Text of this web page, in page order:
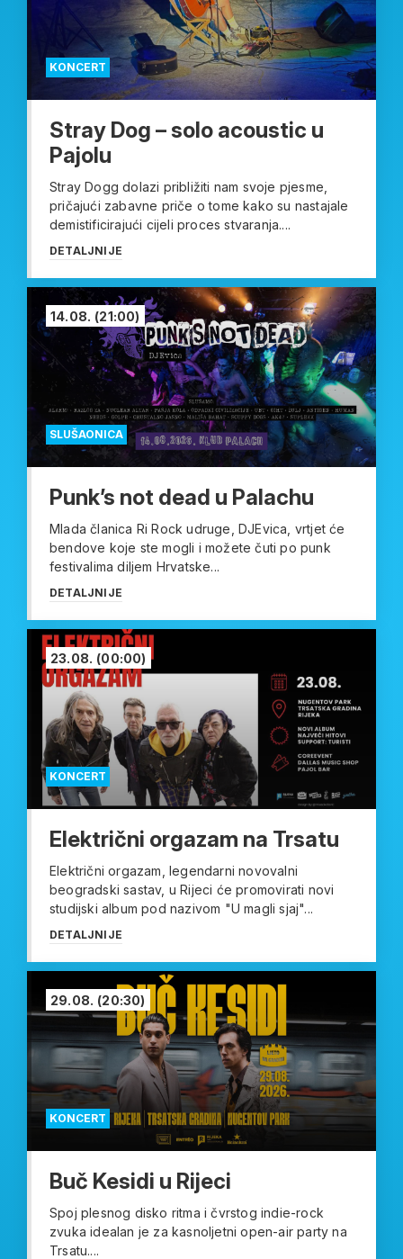
KONCERT
Stray Dog – solo acoustic u
Pajolu
Stray Dogg dolazi približiti nam svoje pjesme,
pričajući zabavne priče o tome kako su nastajale
demistificirajući cijeli proces stvaranja....
DETALJNIJE
SLUŠAONICA
14.08. (21:00)
Punk’s not dead u Palachu
Mlada članica Ri Rock udruge, DJEvica, vrtjet će
bendove koje ste mogli i možete čuti po punk
festivalima diljem Hrvatske...
DETALJNIJE
KONCERT
23.08. (00:00)
Električni orgazam na Trsatu
Električni orgazam, legendarni novovalni
beogradski sastav, u Rijeci će promovirati novi
studijski album pod nazivom "U magli sjaj"...
DETALJNIJE
KONCERT
29.08. (20:30)
Buč Kesidi u Rijeci
Spoj plesnog disko ritma i čvrstog indie-rock
zvuka idealan je za kasnoljetni open-air party na
Trsatu....